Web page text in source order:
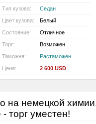
Тип кузова:
Седан
Цвет кузова:
Белый
Состояние:
Отличное
Торг:
Возможен
Таможня:
Растаможен
Цена:
2 600 USD
на немецкой
торг уместен!